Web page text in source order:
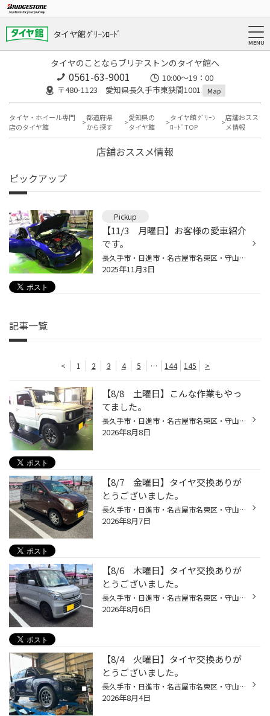
タイヤ館 ｸﾞﾘｰﾝﾛｰﾄﾞ
タイヤのことならブリヂストンのタイヤ館へ
0561-63-9001
10:00～19：00
〒480-1123 愛知県長久手市東狭間1001
Map
タイヤ・ホイール専門
店のタイヤ館
都道府県
から探す
愛知県の
タイヤ館
タイヤ館 ｸﾞﾘｰﾝ
ﾛｰﾄﾞTOP
店舗おスス
メ情報
店舗おススメ情報
ピックアップ
Pickup
【11/3 月曜日】お客様の愛車紹介
です。
長久手市・日進市・名古屋市名東区・守山区・ 瀬戸市・尾張旭市・名古屋市の皆様、こんにちは(^^♪ 当店のWEBサイトをご覧頂きありがとうございます。 長久手市にあります、タイヤ館グリーンロードです。 本日は11月3日 文化の日ですね♪ 日本の文化といえば、シャコタン！ツライチ！！ ということで...
2025年11月3日
記事一覧
< 1 2 3 4 5 … 144 145 >
【8/8 土曜日】こんな作業もやっ
てました。
長久手市・日進市・名古屋市名東区・守山区・ 瀬戸市・尾張旭市・名古屋市の皆様、こんにちは(^^♪ 当店のWEBサイトをご覧頂きありがとうございます。 長久手市にあります、タイヤ館グリーンロードです。 本日も当店でタイヤ購入をしていただいたお客様の車両紹介でございます。 この度はタイヤ館グ...
2026年8月8日
【8/7 金曜日】タイヤ交換ありが
とうございました。
長久手市・日進市・名古屋市名東区・守山区・ 瀬戸市・尾張旭市・名古屋市の皆様、こんにちは(^^♪ 当店のWEBサイトをご覧頂きありがとうございます。 長久手市にあります、タイヤ館グリーンロードです。 本日も当店でタイヤ購入をしていただいたお客様の車両紹介でございます。 この度はタイヤ館グ...
2026年8月7日
【8/6 木曜日】タイヤ交換ありが
とうございました。
長久手市・日進市・名古屋市名東区・守山区・ 瀬戸市・尾張旭市・名古屋市の皆様、こんにちは(^^♪ 当店のWEBサイトをご覧頂き、ありがとうございます。 長久手市にあります、タイヤ館グリーンロードです。 本日も当店でタイヤ購入をしていただいたお客様の車両紹介でございます。 この度はタイヤ館...
2026年8月6日
【8/4 火曜日】タイヤ交換ありが
とうございました。
長久手市・日進市・名古屋市名東区・守山区・ 瀬戸市・尾張旭市・名古屋市の皆様、こんにちは(^^♪ 当店のWEBサイトをご覧頂きありがとうございます。 長久手市にあります、タイヤ館グリーンロードです。 本日も当店でタイヤ購入をしていただいたお客様の車両紹介でございます。 この度はタイヤ館グ...
2026年8月4日